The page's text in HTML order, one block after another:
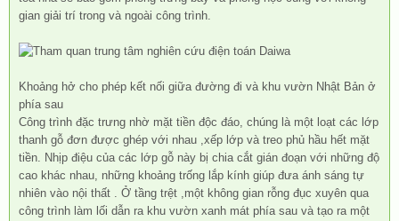
gian giải trí trong và ngoài công trình.
Khoảng hở cho phép kết nối giữa đường đi và khu vườn Nhật Bản ở
phía sau
Công trình đặc trưng nhờ mặt tiền độc đáo, chúng là một loạt các lớp
thanh gỗ đơn được ghép với nhau ,xếp lớp và treo phủ hầu hết mặt
tiền. Nhịp điệu của các lớp gỗ này bị chia cắt gián đoạn với những độ
cao khác nhau, những khoảng trống lắp kính giúp đưa ánh sáng tự
nhiên vào nội thất . Ở tầng trệt ,một không gian rỗng đục xuyên qua
công trình làm lối dẫn ra khu vườn xanh mát phía sau và tạo ra một